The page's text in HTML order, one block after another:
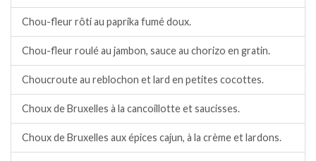
Chou-fleur rôti au paprika fumé doux.
Chou-fleur roulé au jambon, sauce au chorizo en gratin.
Choucroute au reblochon et lard en petites cocottes.
Choux de Bruxelles à la cancoillotte et saucisses.
Choux de Bruxelles aux épices cajun, à la crème et lardons.